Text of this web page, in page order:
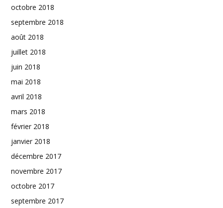
octobre 2018
septembre 2018
août 2018
juillet 2018
juin 2018
mai 2018
avril 2018
mars 2018
février 2018
janvier 2018
décembre 2017
novembre 2017
octobre 2017
septembre 2017